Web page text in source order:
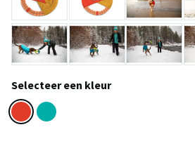
Selecteer een kleur